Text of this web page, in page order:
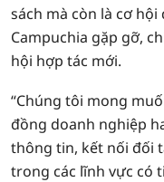
sách mà còn là cơ
Campuchia gặp gỡ,
hội hợp tác mới.
“Chúng tôi mong
đồng doanh nghiệp
thông tin, kết nối đối
trong các lĩnh vực có